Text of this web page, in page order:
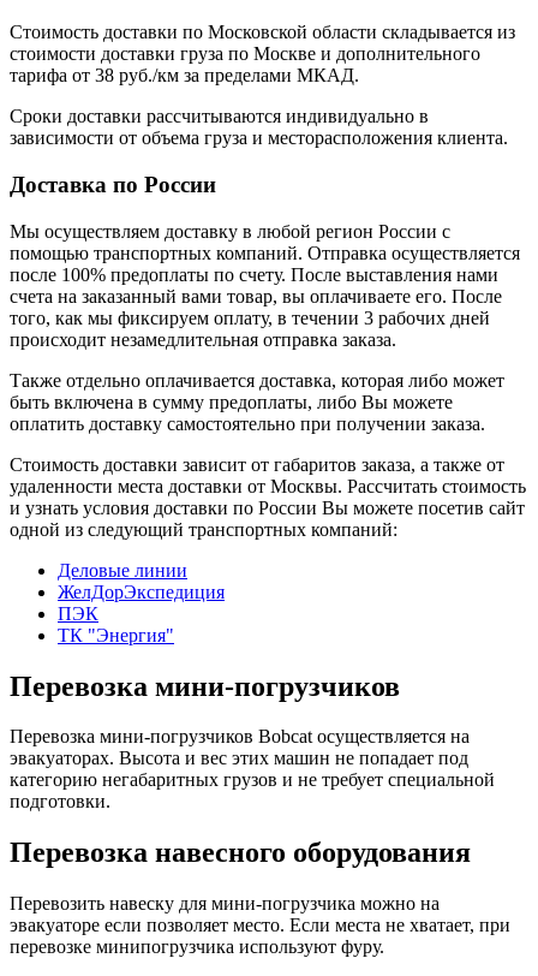
Стоимость доставки по Московской области складывается из
стоимости доставки груза по Москве и дополнительного
тарифа от 38 руб./км за пределами МКАД.
Сроки доставки рассчитываются индивидуально в
зависимости от объема груза и месторасположения клиента.
Доставка по России
Мы осуществляем доставку в любой регион России с
помощью транспортных компаний. Отправка осуществляется
после 100% предоплаты по счету. После выставления нами
счета на заказанный вами товар, вы оплачиваете его. После
того, как мы фиксируем оплату, в течении 3 рабочих дней
происходит незамедлительная отправка заказа.
Также отдельно оплачивается доставка, которая либо может
быть включена в сумму предоплаты, либо Вы можете
оплатить доставку самостоятельно при получении заказа.
Стоимость доставки зависит от габаритов заказа, а также от
удаленности места доставки от Москвы. Рассчитать стоимость
и узнать условия доставки по России Вы можете посетив сайт
одной из следующий транспортных компаний:
Деловые линии
ЖелДорЭкспедиция
ПЭК
ТК "Энергия"
Перевозка мини-погрузчиков
Перевозка мини-погрузчиков Bobcat осуществляется на
эвакуаторах. Высота и вес этих машин не попадает под
категорию негабаритных грузов и не требует специальной
подготовки.
Перевозка навесного оборудования
Перевозить навеску для мини-погрузчика можно на
эвакуаторе если позволяет место. Если места не хватает, при
перевозке минипогрузчика используют фуру.